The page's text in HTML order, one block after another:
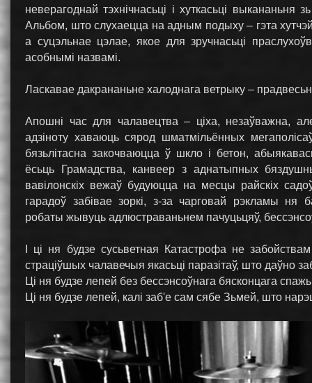
неверагоднай тэхнічнасьці і хуткасьці выкананьня
Альбом, што слухаецца на адным подыху – гэта
а суцэльнае цэлае, якое для зручнасьці
асобнымі назвамі.
Ласкавае дакрананьне халоднага ветрыку –
Апошні час для чалавецтва – ціха, незаўважна,
адзіноту хаваюць сярод шматмільённых
бязьлітасна закочваюцца ў шкло і бетон,
ёсьць Грамадства, канвеер з аднатыпных
вавілонскіх вежаў будуюцца на месцы райскіх
гарадоў забівае зоркі, з-за чарговай рэкламы ня
робаты жывуць адлюстраваньнем пачуцьцяў,
І ці ня будзе сусьветная Катастрофа не
страціўшых чалавечыя якасьці паразітаў, што даўно
Ці ня будзе лепей без бессэнсоўнага бясконцага
Ці ня будзе лепей, калі заб'е сам сябе Зьмей, што